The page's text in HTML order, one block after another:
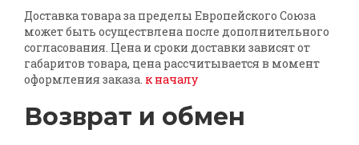
Доставка товара за пределы Европейского Союза
может быть осуществлена ​​после дополнительного
согласования. Цена и сроки доставки зависят от
габаритов товара, цена рассчитывается в момент
оформления заказа. к началу
Возврат и обмен